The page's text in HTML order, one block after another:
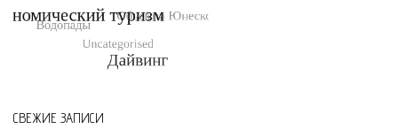
СВЕЖИЕ ЗАПИСИ